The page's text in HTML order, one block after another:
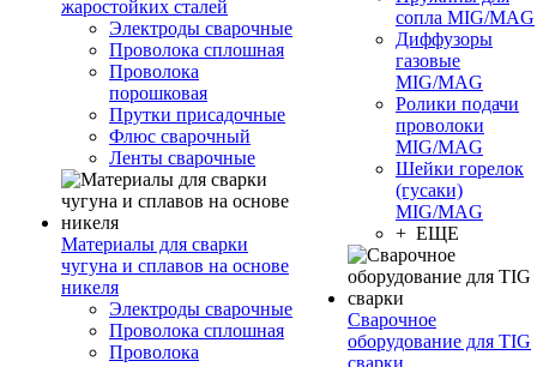
жаростойких сталей
Электроды сварочные
Проволока сплошная
Проволока
порошковая
Прутки присадочные
Флюс сварочный
Ленты сварочные
Материалы для сварки
чугуна и сплавов на основе
никеля
Электроды сварочные
Проволока сплошная
Проволока
сопла MIG/MAG
Диффузоры
газовые
MIG/MAG
Ролики подачи
проволоки
MIG/MAG
Шейки горелок
(гусаки)
MIG/MAG
+ ЕЩЕ
Сварочное
оборудование для TIG
сварки